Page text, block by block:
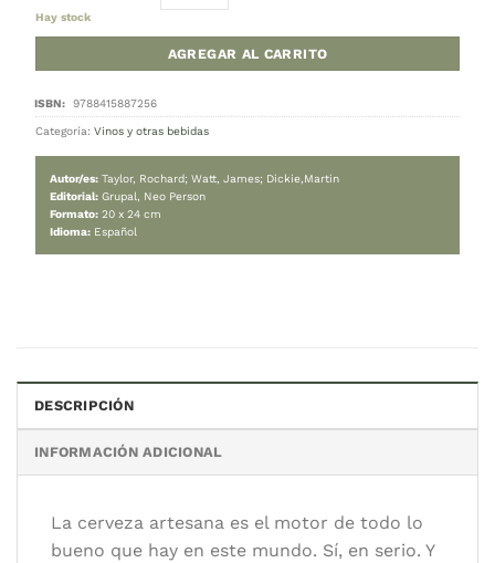
Cerveza artesana para el pueblo
$62.500
Cambiar moneda:
Hay stock
Categoría:Vinos y otras bebidas
Editorial:Grupal, Neo Person
DESCRIPCIÓN
INFORMACIÓN ADICIONAL
La cerveza artesana es el motor de todo lo
bueno que hay en este mundo. Sí, en serio. Y